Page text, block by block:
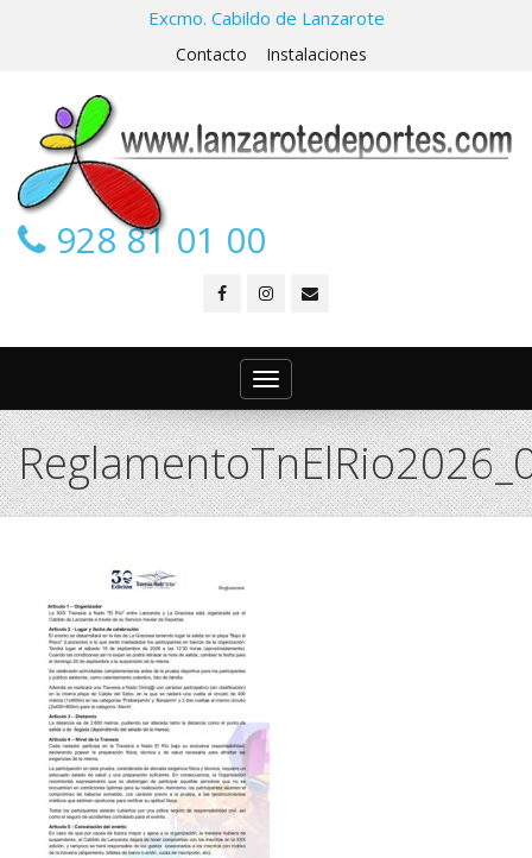
Excmo. Cabildo de Lanzarote
Contacto Instalaciones
928 81 01 00
Toggle
navigation